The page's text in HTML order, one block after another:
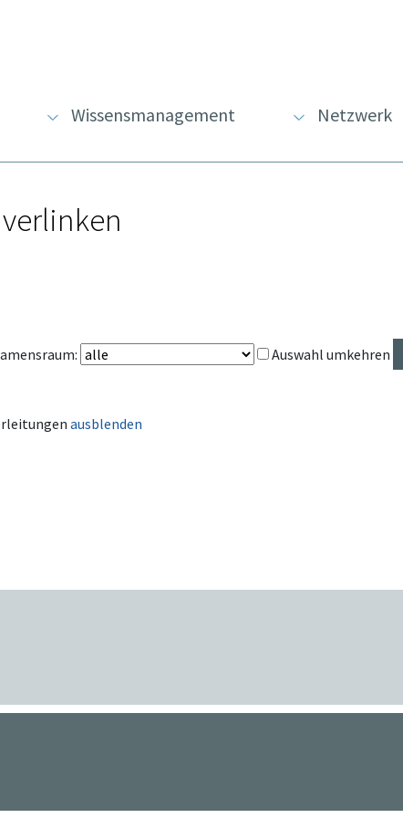
Wissensmanagement Netzwerk
Auswahl umkehren
ausblenden